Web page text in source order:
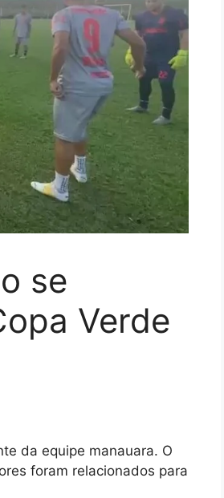
se
Verde
da equipe manauara. O
foram relacionados para